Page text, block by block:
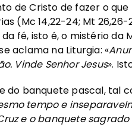
de Cristo de fazer o que
14,22-24; Mt 26,26-
fé, isto é, o mistério da
aclama na Liturgia: «
Vinde Senhor Jesus».
do banquete pascal, tal
tempo e
e o banquete